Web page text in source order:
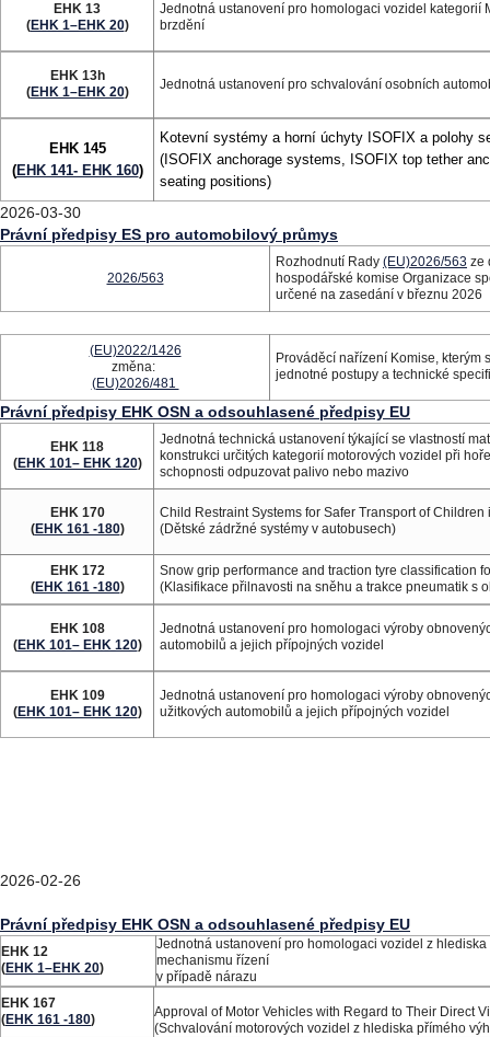
EHK 13
(EHK 1–EHK 20)
Jednotná ustanovení pro homologaci vozidel kategorií
brzdění
EHK 13h
(EHK 1–EHK 20) Jednotná ustanovení pro schvalování osobních
EHK 145
(EHK 141- EHK 160)
Kotevní systémy a horní úchyty ISOFIX a polohy
(ISOFIX anchorage systems, ISOFIX top tether
seating positions)
2026-03-30
Právní předpisy ES pro automobilový průmys
2026/563
Rozhodnutí Rady (EU)2026/563 ze
hospodářské komise Organizace
určené na zasedání v březnu 2026
(EU)2022/1426
změna:
(EU)2026/481
Prováděcí nařízení Komise,
jednotné postupy a technické
Právní předpisy EHK OSN a odsouhlasené předpisy EU
EHK 118
(EHK 101– EHK 120)
Jednotná technická ustanovení týkající se vlastností
konstrukci určitých kategorií motorových vozidel při
schopnosti odpuzovat palivo nebo mazivo
EHK 170
(EHK 161 -180)
Child Restraint Systems for Safer Transport of Children
(Dětské zádržné systémy v autobusech)
EHK 172
(EHK 161 -180)
Snow grip performance and traction tyre classification
(Klasifikace přilnavosti na sněhu a trakce pneumatik s
EHK 108
(EHK 101– EHK 120)
Jednotná ustanovení pro homologaci výroby
automobilů a jejich přípojných vozidel
EHK 109
(EHK 101– EHK 120)
Jednotná ustanovení pro homologaci výroby
užitkových automobilů a jejich přípojných vozidel
2026-02-26
Právní předpisy EHK OSN a odsouhlasené předpisy EU
EHK 12
(EHK 1–EHK 20)
Jednotná ustanovení pro homologaci vozidel z
mechanismu řízení
v případě nárazu
EHK 167
(EHK 161 -180)
Approval of Motor Vehicles with Regard to Their Direct
(Schvalování motorových vozidel z hlediska přímého